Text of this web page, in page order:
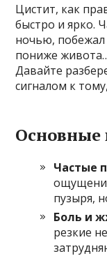
Цистит, как
быстро и ярко.
ночью, побежал
пониже
Давайте
сигналом к
Основные
Частые
пузыря,
Боль и
резкие